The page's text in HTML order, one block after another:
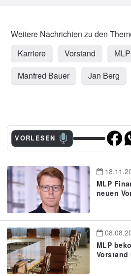
Karriere Vorstand
MLP
Manfred Bauer
Jan Berg
VORLESEN
MLP
neuen
MLP
Vorstand